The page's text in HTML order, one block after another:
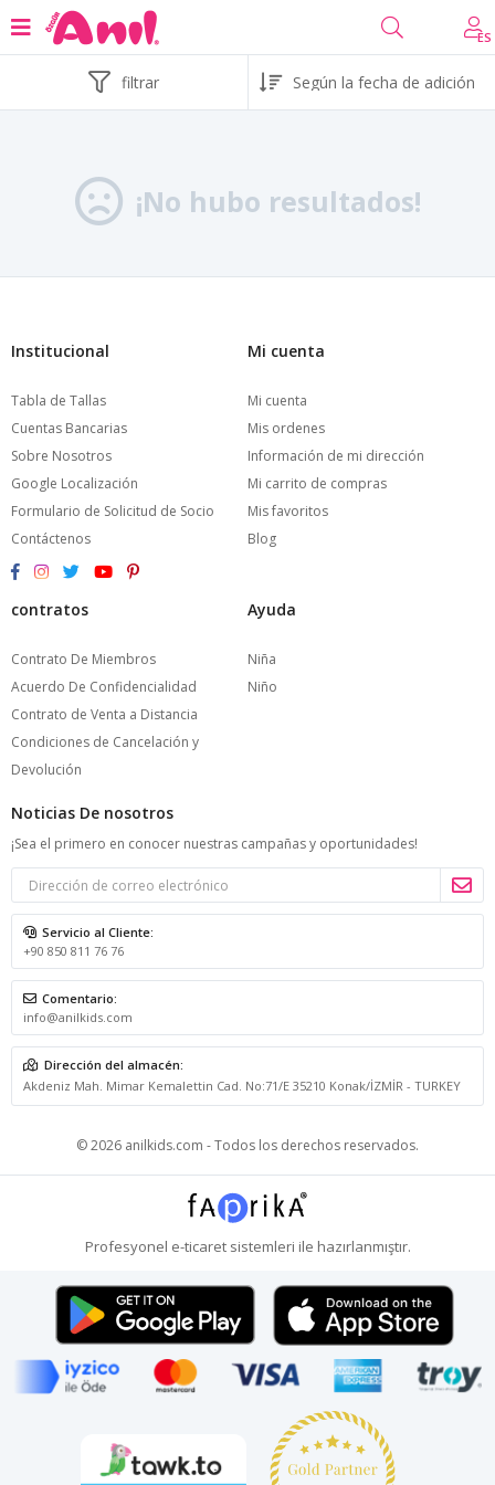
ES
filtrar
¡No hubo resultados!
Institucional
Tabla de Tallas
Cuentas Bancarias
Sobre Nosotros
Google Localización
Formulario de Solicitud de Socio
Contáctenos
Mi cuenta
Mi cuenta
Mis ordenes
Información de mi dirección
Mi carrito de compras
Mis favoritos
Blog
contratos
Contrato De Miembros
Acuerdo De Confidencialidad
Contrato de Venta a Distancia
Condiciones de Cancelación y
Devolución
Ayuda
Niña
Niño
Noticias De nosotros
¡Sea el primero en conocer nuestras campañas y oportunidades!
Servicio al Cliente:
+90 850 811 76 76
Comentario:
info@anilkids.com
Dirección del almacén:
Akdeniz Mah. Mimar Kemalettin Cad. No:71/E 35210 Konak/İZMİR - TURKEY
© 2026 anilkids.com - Todos los derechos reservados.
Profesyonel e-ticaretsistemleri ile hazırlanmıştır.